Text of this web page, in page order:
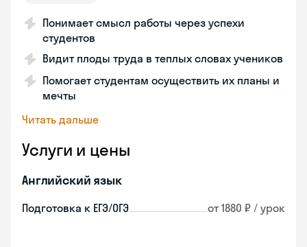
Понимает смысл работы через успехи
студентов
Видит плоды труда в теплых словах учеников
Помогает студентам осуществить их планы и
мечты
Читать дальше
Услуги и цены
Английский язык
Подготовка к ЕГЭ/ОГЭ от 1880 ₽ / урок